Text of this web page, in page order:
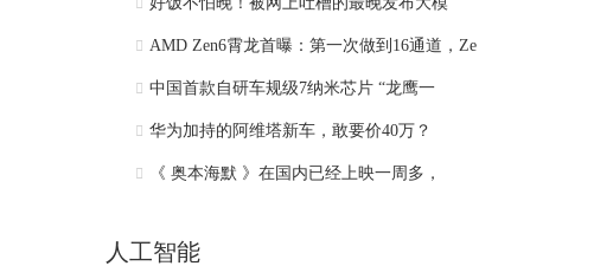
AMD Zen6霄龙首曝：第一次做到16通道，Ze
中国首款自研车规级7纳米芯片 “龙鹰一
华为加持的阿维塔新车，敢要价40万？
《 奥本海默 》在国内已经上映一周多，
人工智能